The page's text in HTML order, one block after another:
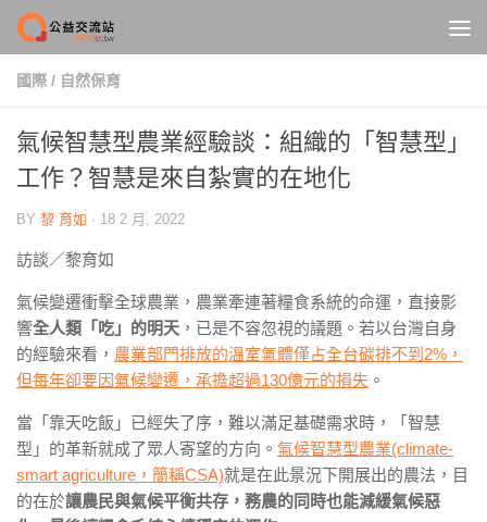
Skip to content
國際 / 自然保育
氣候智慧型農業經驗談：組織的「智慧型」
工作？智慧是來自紮實的在地化
BY 黎 育如 · 18 2 月, 2022
訪談／黎育如
氣候變遷衝擊全球農業，農業牽連著糧食系統的命運，直接影
響全人類「吃」的明天 ，已是不容忽視的議題。若以台灣自身
的經驗來看， 農業部門排放的溫室氣體僅占全台碳排不到2%，
但每年卻要因氣候變遷，承擔超過130億元的損失 。
當「靠天吃飯」已經失了序，難以滿足基礎需求時，「智慧
型」的革新就成了眾人寄望的方向。 氣候智慧型農業(climate-
smart agriculture，簡稱CSA)就是在此景況下開展出的農法，目
的在於讓農民與氣候平衡共存，務農的同時也能減緩氣候惡